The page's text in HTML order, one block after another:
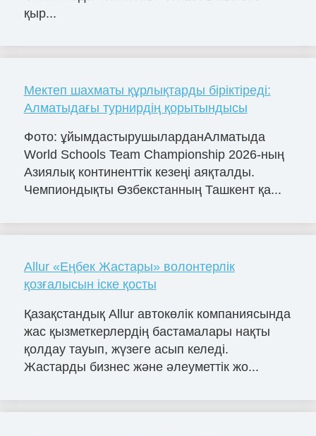
қыр...
Мектеп шахматы құрлықтарды біріктіреді:
Алматыдағы турнирдің қорытындысы
Фото: ұйымдастырушыларданАлматыда
World Schools Team Championship 2026-ның
Азиялық континенттік кезеңі аяқталды.
Чемпиондықты Өзбекстанның Ташкент қа...
Allur «Еңбек Жастары» волонтерлік
қозғалысын іске қосты
Қазақстандық Allur автокөлік компаниясында
жас қызметкерлердің бастамалары нақты
қолдау тауып, жүзеге асып келеді.
Жастарды бизнес және әлеуметтік жо...